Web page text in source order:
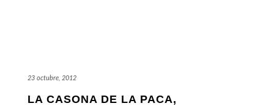
23 octubre, 2012
LA CASONA DE LA PACA,